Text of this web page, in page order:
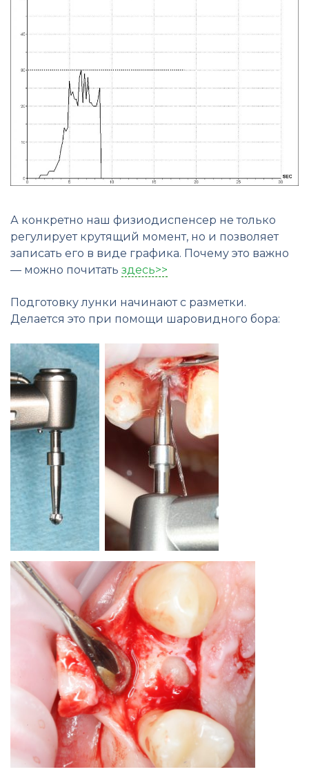
А конкретно наш физиодиспенсер не только
регулирует крутящий момент, но и позволяет
записать его в виде графика. Почему это важно
— можно почитать здесь>>
Подготовку лунки начинают с разметки.
Делается это при помощи шаровидного бора: